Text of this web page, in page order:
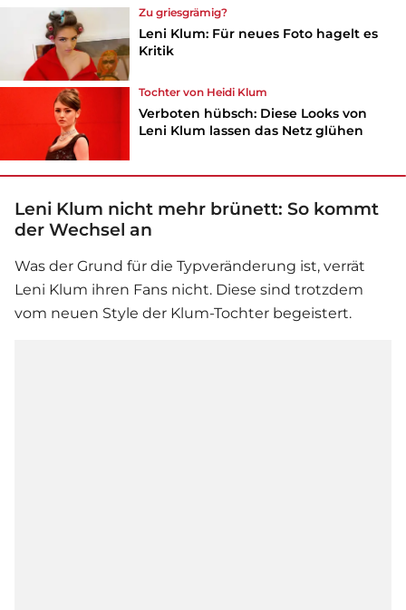
Zu griesgrämig?
Leni Klum: Für neues Foto hagelt es
Kritik
Tochter von Heidi Klum
Verboten hübsch: Diese Looks von
Leni Klum lassen das Netz glühen
Leni Klum nicht mehr brünett: So kommt
der Wechsel an
Was der Grund für die Typveränderung ist, verrät
Leni Klum ihren Fans nicht. Diese sind trotzdem
vom neuen Style der Klum-Tochter begeistert.